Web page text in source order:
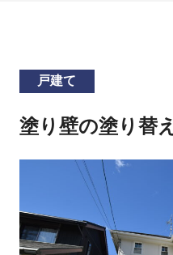
戸建て
塗り壁の塗り替え